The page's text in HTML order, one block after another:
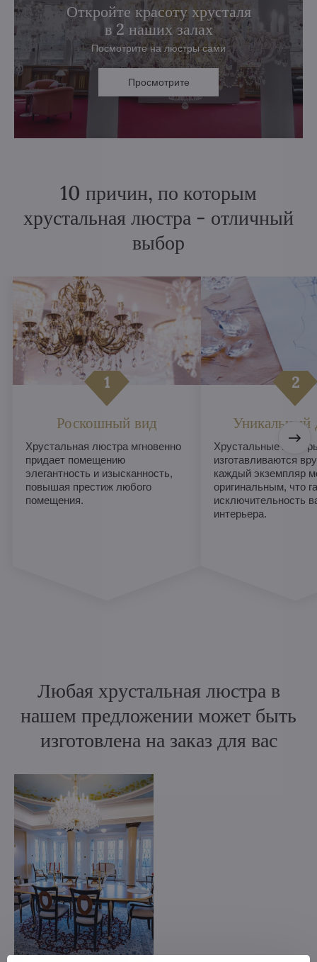
Откройте красоту хрусталя
в 2 наших залах
Посмотрите на люстры сами
Просмотрите
10 причин, по которым
хрустальная люстра - отличный
выбор
Роскошный вид
Хрустальная люстра мгновенно
придает помещению
элегантность и изысканность,
повышая престиж любого
помещения.
Уникальный
Хрустальные
изготавливаются
каждый экземпляр
оригинальным, что
исключительность
интерьера.
Любая хрустальная люстра в
нашем предложении может быть
изготовлена на заказ для вас